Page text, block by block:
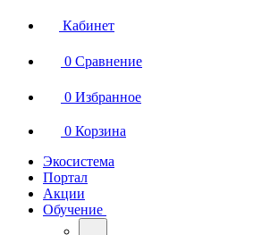
Кабинет
0 Сравнение
0 Избранное
0 Корзина
Экосистема
Портал
Акции
Обучение